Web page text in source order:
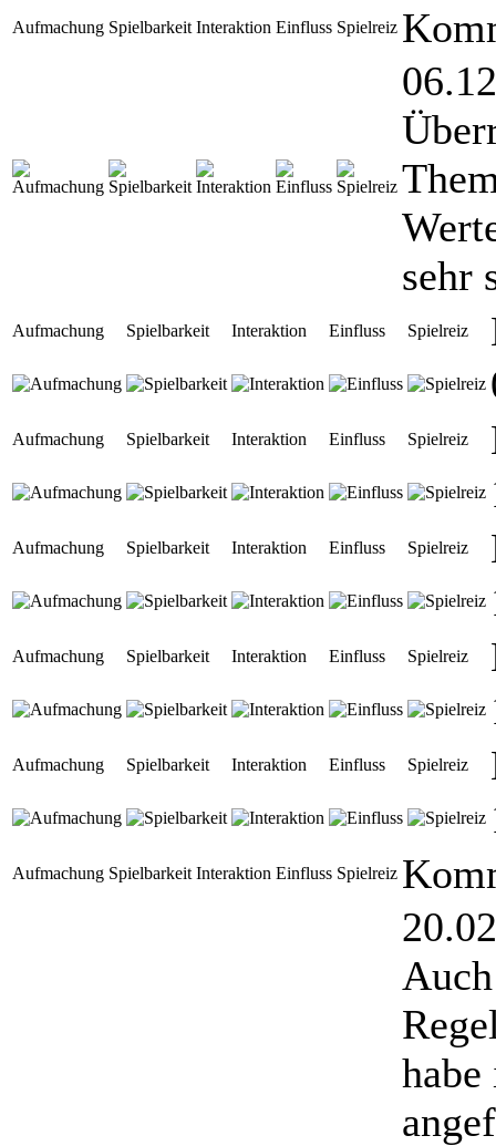
Aufmachung Spielbarkeit Interaktion Einfluss Spielreiz
sehr
Aufmachung Spielbarkeit Interaktion Einfluss Spielreiz
Aufmachung Spielbarkeit Interaktion Einfluss Spielreiz
Aufmachung Spielbarkeit Interaktion Einfluss Spielreiz
Aufmachung Spielbarkeit Interaktion Einfluss Spielreiz
Aufmachung Spielbarkeit Interaktion Einfluss Spielreiz
Aufmachung Spielbarkeit Interaktion Einfluss Spielreiz
habe